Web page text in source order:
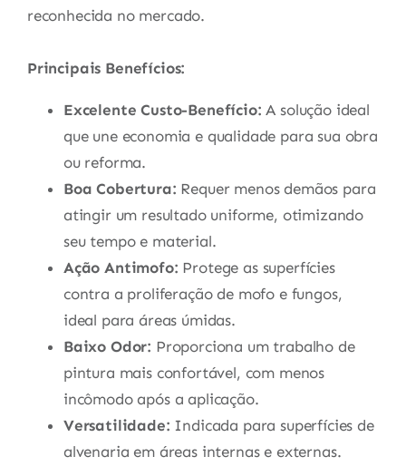
reconhecida no mercado.
Principais Benefícios:
Excelente Custo-Benefício: A solução ideal
que une economia e qualidade para sua obra
ou reforma.
Boa Cobertura: Requer menos demãos para
atingir um resultado uniforme, otimizando
seu tempo e material.
Ação Antimofo: Protege as superfícies
contra a proliferação de mofo e fungos,
ideal para áreas úmidas.
Baixo Odor: Proporciona um trabalho de
pintura mais confortável, com menos
incômodo após a aplicação.
Versatilidade: Indicada para superfícies de
alvenaria em áreas internas e externas.